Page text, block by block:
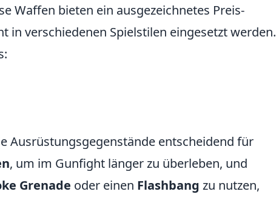
Waffen bieten ein ausgezeichnetes Preis-
in verschiedenen Spielstilen eingesetzt werden.
Ausrüstungsgegenstände entscheidend für
, um im Gunfight länger zu überleben, und
Grenade oder einen Flashbang zu nutzen,